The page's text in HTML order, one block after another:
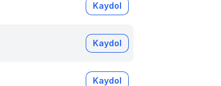
Kaydol
Kaydol
Kaydol